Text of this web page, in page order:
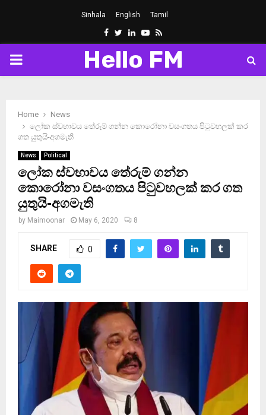
Sinhala English Tamil
Facebook
Twitter
LinkedinYoutube
Rss
PRIMARY
Hello FM
Home
News
ලෝක ස්වභාවය තේරුම් ගන්න කොරෝනා වසංගතය පිටුවහලක් කර
ගත යුතුයි-අගමැති
News Political
ලෝක ස්වභාවය තේරුම් ගන්න
කොරෝනා වසංගතය පිටුවහලක් කර ගත
යුතුයි-අගමැති
by Maimoonar May 6, 2020 8
SHARE 0